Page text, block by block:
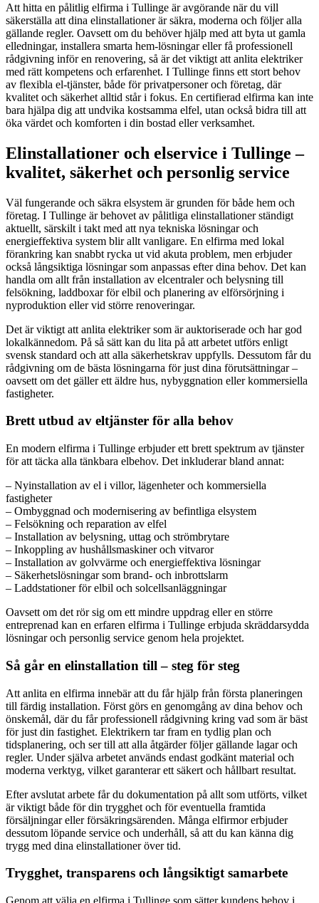
Att hitta en pålitlig elfirma i Tullinge är avgörande när du vill
säkerställa att dina elinstallationer är säkra, moderna och följer alla
gällande regler. Oavsett om du behöver hjälp med att byta ut gamla
elledningar, installera smarta hem-lösningar eller få professionell
rådgivning inför en renovering, så är det viktigt att anlita elektriker
med rätt kompetens och erfarenhet. I Tullinge finns ett stort behov
av flexibla el-tjänster, både för privatpersoner och företag, där
kvalitet och säkerhet alltid står i fokus. En certifierad elfirma kan inte
bara hjälpa dig att undvika kostsamma elfel, utan också bidra till att
öka värdet och komforten i din bostad eller verksamhet.
Elinstallationer och elservice i Tullinge –
kvalitet, säkerhet och personlig service
Väl fungerande och säkra elsystem är grunden för både hem och
företag. I Tullinge är behovet av pålitliga elinstallationer ständigt
aktuellt, särskilt i takt med att nya tekniska lösningar och
energieffektiva system blir allt vanligare. En elfirma med lokal
förankring kan snabbt rycka ut vid akuta problem, men erbjuder
också långsiktiga lösningar som anpassas efter dina behov. Det kan
handla om allt från installation av elcentraler och belysning till
felsökning, laddboxar för elbil och planering av elförsörjning i
nyproduktion eller vid större renoveringar.
Det är viktigt att anlita elektriker som är auktoriserade och har god
lokalkännedom. På så sätt kan du lita på att arbetet utförs enligt
svensk standard och att alla säkerhetskrav uppfylls. Dessutom får du
rådgivning om de bästa lösningarna för just dina förutsättningar –
oavsett om det gäller ett äldre hus, nybyggnation eller kommersiella
fastigheter.
Brett utbud av eltjänster för alla behov
En modern elfirma i Tullinge erbjuder ett brett spektrum av tjänster
för att täcka alla tänkbara elbehov. Det inkluderar bland annat:
– Nyinstallation av el i villor, lägenheter och kommersiella
fastigheter
– Ombyggnad och modernisering av befintliga elsystem
– Felsökning och reparation av elfel
– Installation av belysning, uttag och strömbrytare
– Inkoppling av hushållsmaskiner och vitvaror
– Installation av golvvärme och energieffektiva lösningar
– Säkerhetslösningar som brand- och inbrottslarm
– Laddstationer för elbil och solcellsanläggningar
Oavsett om det rör sig om ett mindre uppdrag eller en större
entreprenad kan en erfaren elfirma i Tullinge erbjuda skräddarsydda
lösningar och personlig service genom hela projektet.
Så går en elinstallation till – steg för steg
Att anlita en elfirma innebär att du får hjälp från första planeringen
till färdig installation. Först görs en genomgång av dina behov och
önskemål, där du får professionell rådgivning kring vad som är bäst
för just din fastighet. Elektrikern tar fram en tydlig plan och
tidsplanering, och ser till att alla åtgärder följer gällande lagar och
regler. Under själva arbetet används endast godkänt material och
moderna verktyg, vilket garanterar ett säkert och hållbart resultat.
Efter avslutat arbete får du dokumentation på allt som utförts, vilket
är viktigt både för din trygghet och för eventuella framtida
försäljningar eller försäkringsärenden. Många elfirmor erbjuder
dessutom löpande service och underhåll, så att du kan känna dig
trygg med dina elinstallationer över tid.
Trygghet, transparens och långsiktigt samarbete
Genom att välja en elfirma i Tullinge som sätter kundens behov i